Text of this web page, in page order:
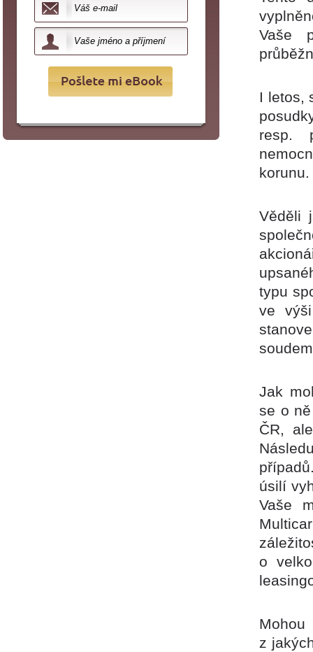
Vaše
I letos,
resp.
korunu.
Věděli
typu
ve
Jak
se o
ČR,
úsilí
Vaše
o
z